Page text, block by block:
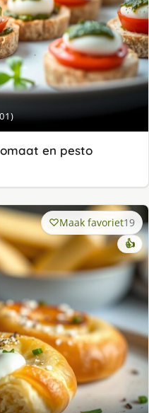
en pesto
Maak favoriet19
👍